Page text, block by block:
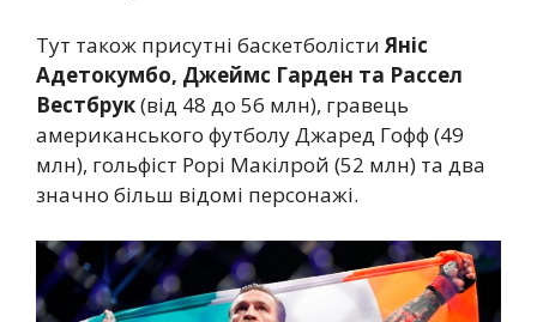
Тут також присутні баскетболісти Яніс
Адетокумбо, Джеймс Гарден та Рассел
Вестбрук(від 48 до 56 млн), гравець
американського футболу Джаред Гофф (49
млн), гольфіст Рорі Макілрой (52 млн) та два
значно більш відомі персонажі.